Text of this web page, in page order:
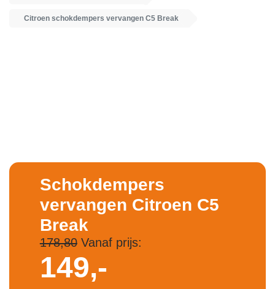
Citroen schokdempers vervangen C5 Break
Schokdempers
vervangen Citroen C5
Break
178,80Vanaf prijs:
149,-